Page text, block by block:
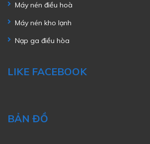
Máy nén điều hoà
Máy nén kho lạnh
Nạp ga điều hòa
LIKE FACEBOOK
BẢN ĐỒ